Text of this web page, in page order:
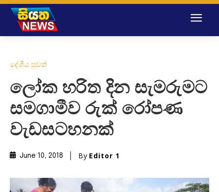
දේශීය පුවත්
ලෝක හරිත දින සැමරුමට
සමගාමීව රුක් රෝපණ
වැඩසටහනක්
June 10, 2018 By Editor 1